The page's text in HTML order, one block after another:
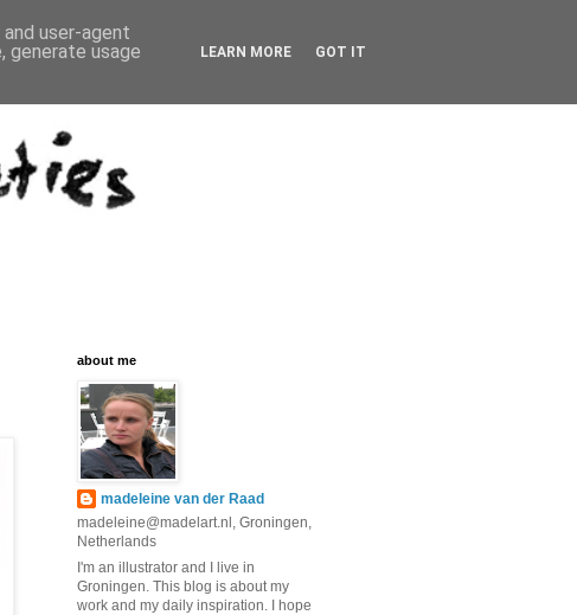
about me
madeleine van der Raad
madeleine@madelart.nl, Groningen,
Netherlands
I'm an illustrator and I live in
Groningen. This blog is about my
work and my daily inspiration. I hope
user-agent
generate usage
LEARN MORE GOT IT